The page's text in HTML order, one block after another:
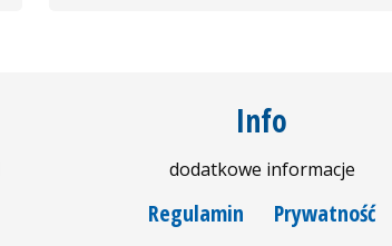
Info
dodatkowe informacje
Regulamin Prywatność